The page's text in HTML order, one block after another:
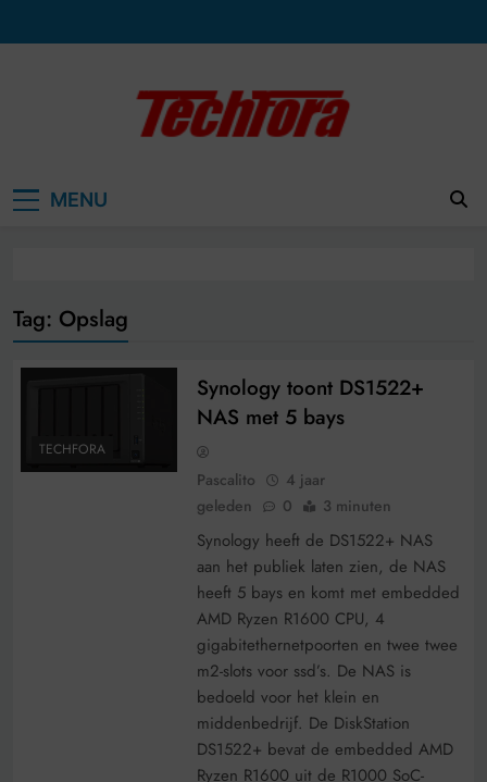
naar
MENU
Tag: Opslag
TECHFORA
Synology toont DS1522+
NAS met 5 bays
Pascalito
4 jaar
geleden
0 3 minuten
Synology heeft de DS1522+ NAS
aan het publiek laten zien, de NAS
heeft 5 bays en komt met embedded
AMD Ryzen R1600 CPU, 4
gigabitethernetpoorten en twee twee
m2-slots voor ssd’s. De NAS is
bedoeld voor het klein en
middenbedrijf. De DiskStation
DS1522+ bevat de embedded AMD
Ryzen R1600 uit de R1000 SoC-